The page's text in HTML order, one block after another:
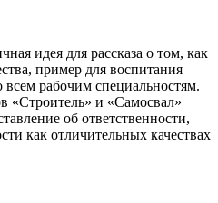
идея для рассказа о том, как
пример для воспитания
рабочим специальностям.
«Строитель» и «Самосвал»
об ответственности,
как отличительных качествах